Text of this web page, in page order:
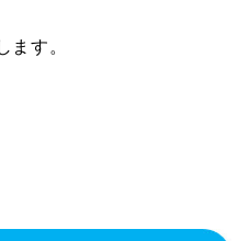
ます。